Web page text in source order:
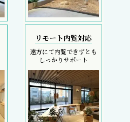
リモート内覧対応
遠方にて内覧できずとも
しっかりサポート